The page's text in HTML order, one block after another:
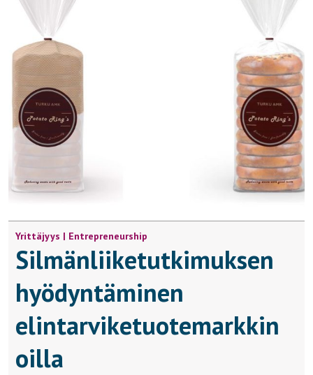
Yrittäjyys | Entrepreneurship
Silmänliiketutkimuksen
hyödyntäminen
elintarviketuotemarkkin
oilla